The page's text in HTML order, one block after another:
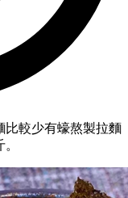
比較少有蠔熬製拉麵